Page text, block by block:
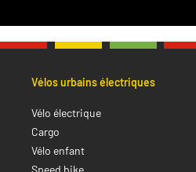
Vélos urbains électriques
Vélo électrique
Cargo
Vélo enfant
Speed bike